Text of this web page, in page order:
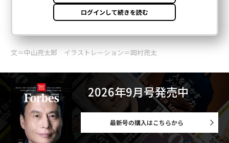
文＝中山亮太郎 イラストレーション＝岡村亮太
2026年9月号発売中
最新号の購入はこちらから